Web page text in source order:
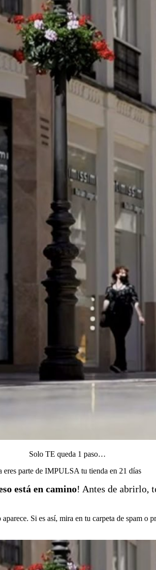
Solo TE queda 1 paso…
eres parte de IMPULSA tu tienda en 21 días
está en camino! Antes de abrirlo,
Si es así, mira en tu carpeta de spam o